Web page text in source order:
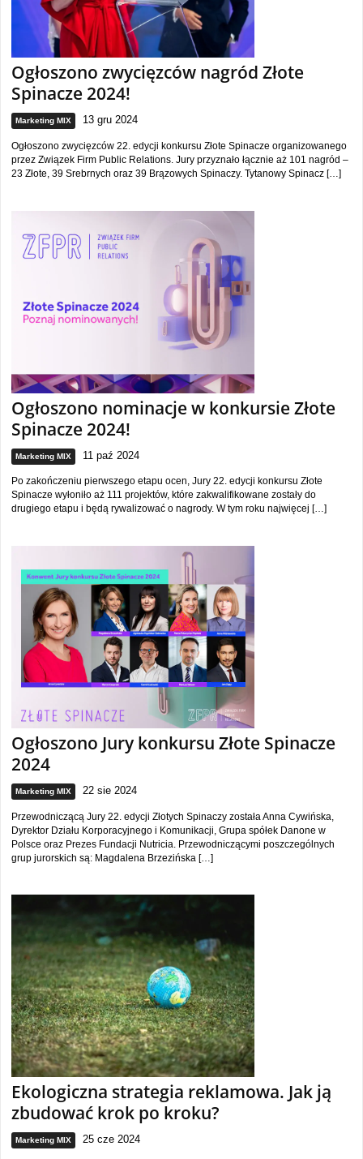
Ogłoszono zwycięzców nagród Złote
Spinacze 2024!
Marketing MIX 13 gru 2024
Ogłoszono zwycięzców 22. edycji konkursu Złote Spinacze organizowanego
przez Związek Firm Public Relations. Jury przyznało łącznie aż 101 nagród –
23 Złote, 39 Srebrnych oraz 39 Brązowych Spinaczy. Tytanowy Spinacz […]
Ogłoszono nominacje w konkursie Złote
Spinacze 2024!
Marketing MIX 11 paź 2024
Po zakończeniu pierwszego etapu ocen, Jury 22. edycji konkursu Złote
Spinacze wyłoniło aż 111 projektów, które zakwalifikowane zostały do
drugiego etapu i będą rywalizować o nagrody. W tym roku najwięcej […]
Ogłoszono Jury konkursu Złote Spinacze
2024
Marketing MIX 22 sie 2024
Przewodniczącą Jury 22. edycji Złotych Spinaczy została Anna Cywińska,
Dyrektor Działu Korporacyjnego i Komunikacji, Grupa spółek Danone w
Polsce oraz Prezes Fundacji Nutricia. Przewodniczącymi poszczególnych
grup jurorskich są: Magdalena Brzezińska […]
Ekologiczna strategia reklamowa. Jak ją
zbudować krok po kroku?
Marketing MIX 25 cze 2024